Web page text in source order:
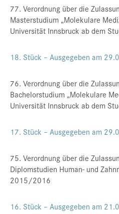
77. Verordnung über die
Masterstudium „Molekulare
Universität Innsbruck ab dem
18. Stück – Ausgegeben am
76. Verordnung über die
Bachelorstudium „Molekulare
Universität Innsbruck ab dem
17. Stück – Ausgegeben am
75. Verordnung über die
Diplomstudien Human- und
2015/2016
16. Stück – Ausgegeben am